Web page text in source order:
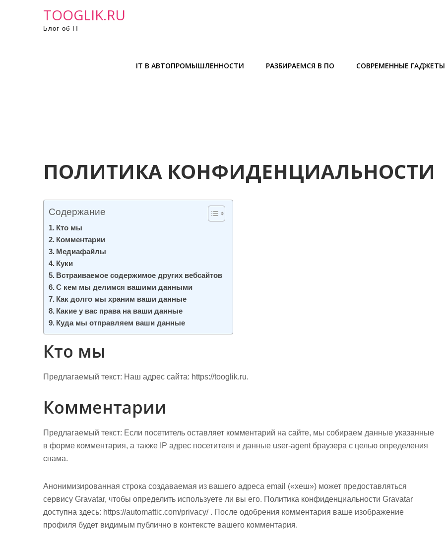
TOOGLIK.RU
Блог об IT
IT В АВТОПРОМЫШЛЕННОСТИ РАЗБИРАЕМСЯ В ПО СОВРЕМЕННЫЕ ГАДЖЕТЫ
ПОЛИТИКА КОНФИДЕНЦИАЛЬНОСТИ
Содержание
Кто мы
Комментарии
Медиафайлы
Куки
Встраиваемое содержимое других вебсайтов
С кем мы делимся вашими данными
Как долго мы храним ваши данные
Какие у вас права на ваши данные
Куда мы отправляем ваши данные
Кто мы
Предлагаемый текст: Наш адрес сайта: https://tooglik.ru.
Комментарии
Предлагаемый текст: Если посетитель оставляет комментарий на сайте, мы собираем данные указанные
в форме комментария, а также IP адрес посетителя и данные user-agent браузера с целью определения
спама.
Анонимизированная строка создаваемая из вашего адреса email («хеш») может предоставляться
сервису Gravatar, чтобы определить используете ли вы его. Политика конфиденциальности Gravatar
доступна здесь: https://automattic.com/privacy/ . После одобрения комментария ваше изображение
профиля будет видимым публично в контексте вашего комментария.